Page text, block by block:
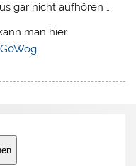
gar nicht aufhören …
man hier